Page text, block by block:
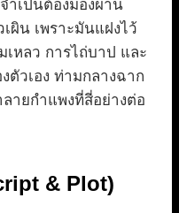
ำเป็นต้องมองผ่าน
ผิน เพราะมันแฝงไว้
หลว การไถ่บาป และ
ตัวเอง ท่ามกลางฉาก
ายกำแพงที่สี่อย่างต่อ
& Plot)